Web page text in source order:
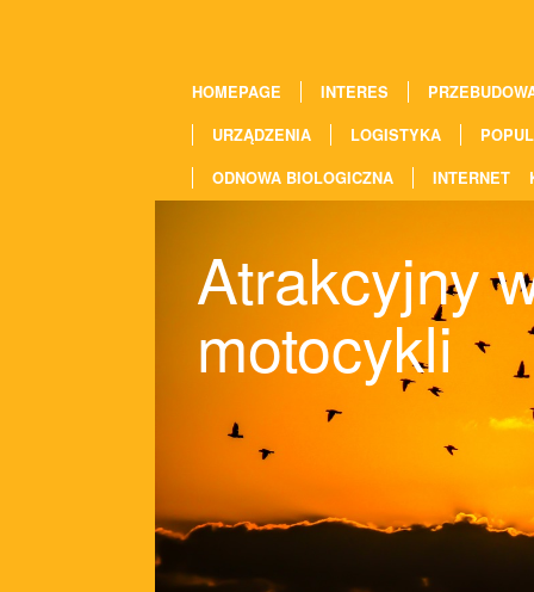
HOMEPAGE INTERES
URZĄDZENIA
LOGISTYKA
ODNOWA BIOLOGICZNA
INTERNET
Atrakcyjny
motocykli